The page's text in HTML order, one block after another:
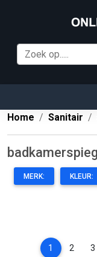
Home
Sanitair
MERK: KLEUR:
1 (current)
2 3